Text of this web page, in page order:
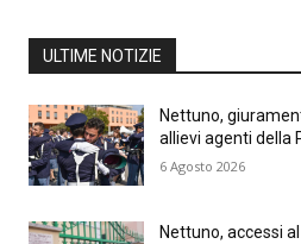
ULTIME NOTIZIE
Nettuno,
allievi agenti della
6 Agosto 2026
Nettuno, accessi